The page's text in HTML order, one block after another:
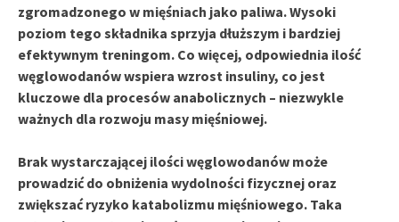
zgromadzonego w mięśniach jako paliwa. Wysoki
poziom tego składnika sprzyja dłuższym i bardziej
efektywnym treningom. Co więcej, odpowiednia ilość
węglowodanów wspiera wzrost insuliny, co jest
kluczowe dla procesów anabolicznych – niezwykle
ważnych dla rozwoju masy mięśniowej.
Brak wystarczającej ilości węglowodanów może
prowadzić do obniżenia wydolności fizycznej oraz
zwiększać ryzyko katabolizmu mięśniowego. Taka